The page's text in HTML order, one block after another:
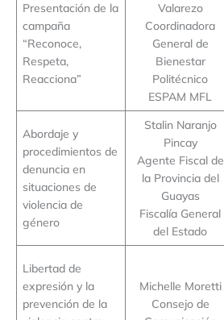
Presentación de la
campaña
“Reconoce,
Respeta,
Reacciona”
Valarezo
Coordinadora
General de
Bienestar
Politécnico
ESPAM MFL
Abordaje y
procedimientos de
denuncia en
situaciones de
violencia de
género
Stalin Naranjo
Pincay
Agente Fiscal de
la Provincia del
Guayas
Fiscalía General
del Estado
Libertad de
expresión y la
prevención de la
Michelle Moretti
Consejo de